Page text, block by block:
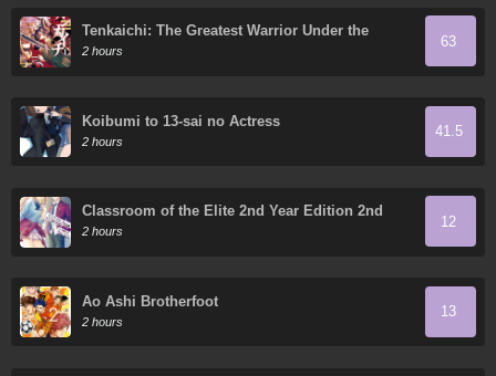
Tenkaichi: The Greatest Warrior Under the
Rising Sun
2 hours
63
Koibumi to 13-sai no Actress
2 hours
41.5
Classroom of the Elite 2nd Year Edition 2nd
Stage
2 hours
12
Ao Ashi Brotherfoot
2 hours
13